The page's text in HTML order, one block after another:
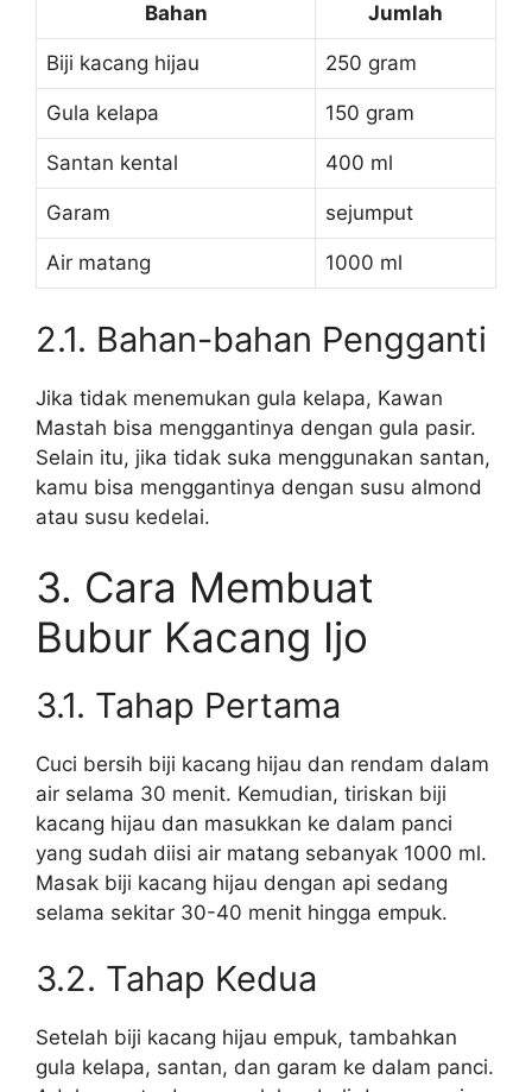
Bahan Jumlah
Biji kacang hijau 250 gram
Gula kelapa 150 gram
Santan kental 400 ml
Garam sejumput
Air matang 1000 ml
2.1. Bahan-bahan Pengganti
Jika tidak menemukan gula kelapa, Kawan
Mastah bisa menggantinya dengan gula pasir.
Selain itu, jika tidak suka menggunakan santan,
kamu bisa menggantinya dengan susu almond
atau susu kedelai.
3. Cara Membuat
Bubur Kacang Ijo
3.1. Tahap Pertama
Cuci bersih biji kacang hijau dan rendam dalam
air selama 30 menit. Kemudian, tiriskan biji
kacang hijau dan masukkan ke dalam panci
yang sudah diisi air matang sebanyak 1000 ml.
Masak biji kacang hijau dengan api sedang
selama sekitar 30-40 menit hingga empuk.
3.2. Tahap Kedua
Setelah biji kacang hijau empuk, tambahkan
gula kelapa, santan, dan garam ke dalam panci.